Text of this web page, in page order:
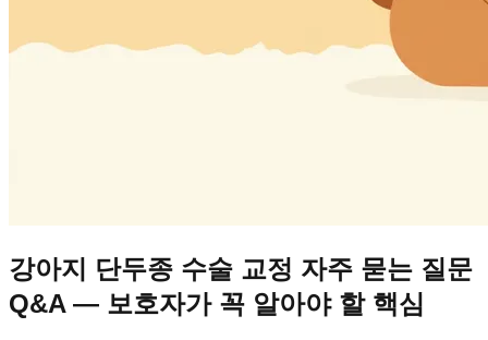
강아지 단두종 수술 교정 자주 묻는 질문
Q&A — 보호자가 꼭 알아야 할 핵심